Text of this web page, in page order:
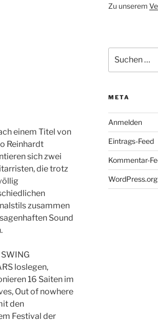
einem Titel von
Reinhardt
sich zwei
die trotz
zusammen
Sound
loslegen,
16 Saiten im
Out of nowhere
den
Festival der
Zu unserem
nach:
META
Anmelden
Eintrags-Feed
Kommentar-
WordPress.org